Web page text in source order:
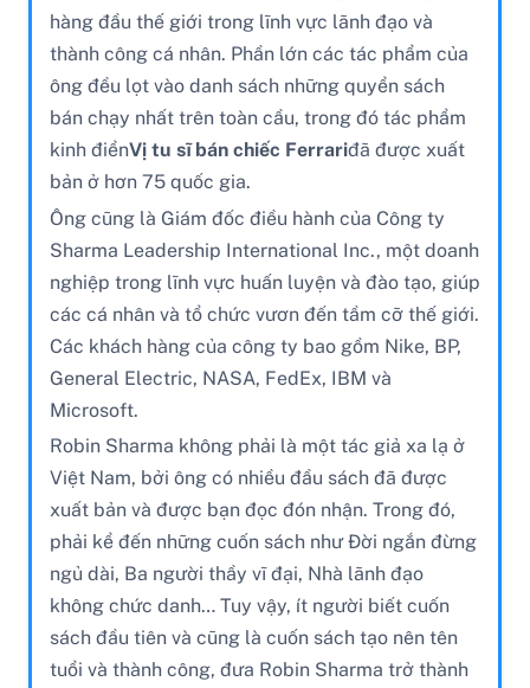
hàng đầu thế giới trong lĩnh vực lãnh đạo và
thành công cá nhân. Phần lớn các tác phẩm của
ông đều lọt vào danh sách những quyển sách
bán chạy nhất trên toàn cầu, trong đó tác phẩm
kinh điểnVị tu sĩ bán chiếc Ferrariđã được xuất
bản ở hơn 75 quốc gia.
Ông cũng là Giám đốc điều hành của Công ty
Sharma Leadership International Inc., một doanh
nghiệp trong lĩnh vực huấn luyện và đào tạo, giúp
các cá nhân và tổ chức vươn đến tầm cỡ thế giới.
Các khách hàng của công ty bao gồm Nike, BP,
General Electric, NASA, FedEx, IBM và
Microsoft.
Robin Sharma không phải là một tác giả xa lạ ở
Việt Nam, bởi ông có nhiều đầu sách đã được
xuất bản và được bạn đọc đón nhận. Trong đó,
phải kể đến những cuốn sách như Đời ngắn đừng
ngủ dài, Ba người thầy vĩ đại, Nhà lãnh đạo
không chức danh… Tuy vậy, ít người biết cuốn
sách đầu tiên và cũng là cuốn sách tạo nên tên
tuổi và thành công, đưa Robin Sharma trở thành